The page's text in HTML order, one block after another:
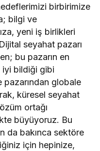
birbirimize
bilgi ve
yeni iş birlikleri
seyahat pazarı
bu pazarın en
iyi bildiği gibi
globale
küresel seyahat
ortağı
büyüyoruz. Bu
da bakınca sektöre
için hepinize,